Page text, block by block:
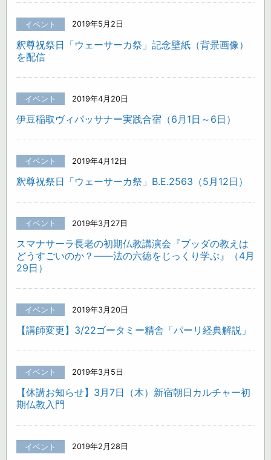
イベント 2019年5月2日
釈尊祝祭日「ウェーサーカ祭」記念壁紙（背景画像）
を配信
イベント 2019年4月20日
伊豆稲取ヴィパッサナー実践合宿（6月1日～6日）
イベント 2019年4月12日
釈尊祝祭日「ウェーサーカ祭」B.E.2563（5月12日）
イベント 2019年3月27日
スマナサーラ長老の初期仏教講演会『ブッダの教えは
どうすごいのか？――法の六徳をじっくり学ぶ』（4月
29日）
イベント 2019年3月20日
【講師変更】3/22ゴータミー精舎「パーリ経典解説」
イベント 2019年3月5日
【休講お知らせ】3月7日（木）新宿朝日カルチャー初
期仏教入門
イベント 2019年2月28日